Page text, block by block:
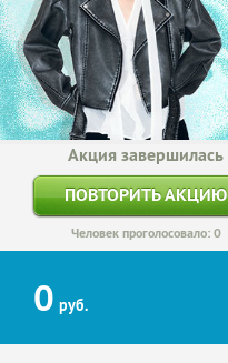
Акция завершилась
ПОВТОРИТЬ АКЦИЮ
Человек проголосовало: 0
0 руб.